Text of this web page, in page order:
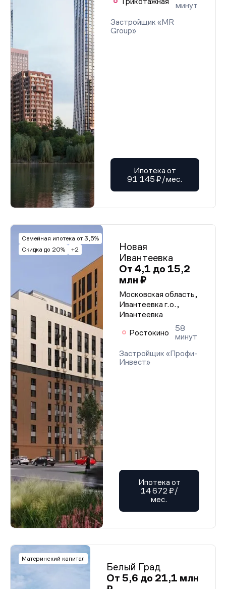
минут
Застройщик «MR
Group»
Ипотека от
91 145 ₽/мес.
Семейная ипотека от 3,5%
Скидка до 20%
+2
Новая
Ивантеевка
От 4,1 до 15,2
млн ₽
Московская область,
Ивантеевка г.о.,
Ивантеевка
Ростокино
58
минут
Застройщик «Профи-
Инвест»
Ипотека от
14 672 ₽/
мес.
Материнский капитал
Белый Град
От 5,6 до 21,1 млн